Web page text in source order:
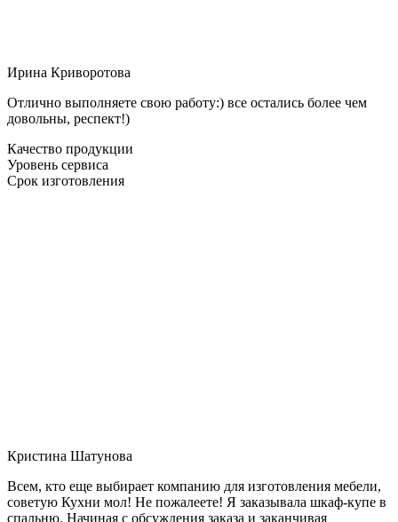
Ирина Криворотова
Отлично выполняете свою работу:) все остались более чем
довольны, респект!)
Качество продукции
Уровень сервиса
Срок изготовления
Кристина Шатунова
Всем, кто еще выбирает компанию для изготовления мебели,
советую Кухни мол! Не пожалеете! Я заказывала шкаф-купе в
спальню. Начиная с обсуждения заказа и заканчивая